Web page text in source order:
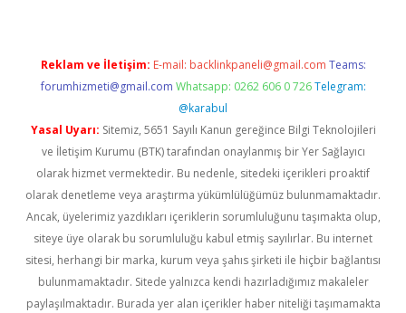
Reklam ve İletişim: E-mail: backlinkpaneli@gmail.com Teams:
forumhizmeti@gmail.com Whatsapp: 0262 606 0 726 Telegram:
@karabul
Yasal Uyarı: Sitemiz, 5651 Sayılı Kanun gereğince Bilgi Teknolojileri
ve İletişim Kurumu (BTK) tarafından onaylanmış bir Yer Sağlayıcı
olarak hizmet vermektedir. Bu nedenle, sitedeki içerikleri proaktif
olarak denetleme veya araştırma yükümlülüğümüz bulunmamaktadır.
Ancak, üyelerimiz yazdıkları içeriklerin sorumluluğunu taşımakta olup,
siteye üye olarak bu sorumluluğu kabul etmiş sayılırlar. Bu internet
sitesi, herhangi bir marka, kurum veya şahıs şirketi ile hiçbir bağlantısı
bulunmamaktadır. Sitede yalnızca kendi hazırladığımız makaleler
paylaşılmaktadır. Burada yer alan içerikler haber niteliği taşımamakta